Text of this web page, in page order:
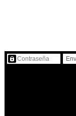
Contenido protegido…